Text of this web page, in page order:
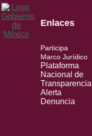
Enlaces
Participa
Marco Jurídico
Plataforma
Nacional de
Transparencia
Alerta
Denuncia